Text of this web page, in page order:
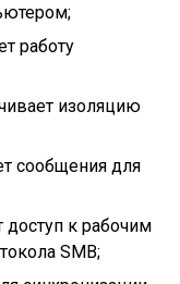
работу
изоляцию
сообщения для
доступ к рабочим
SMB;